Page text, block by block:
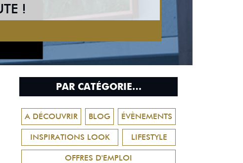
!
PAR CATÉGORIE…
A DÉCOUVRIR BLOG ÉVÈNEMENTS
INSPIRATIONS LOOK LIFESTYLE
OFFRES D'EMPLOI